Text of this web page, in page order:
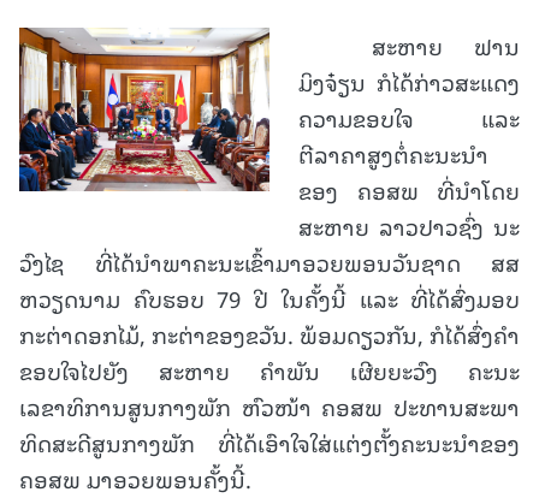
ສະຫາຍ ຟານ
ມິງຈ໋ຽນ ກໍໄດ້ກ່າວສະແດງ
ຄວາມຂອບໃຈ ແລະ
ຕີລາຄາສູງຕໍ່ຄະນະນໍາ
ຂອງ ຄອສພ ທີ່ນໍາໂດຍ
ສະຫາຍ ລາວປາວຊົ່ງ ນະ
ວົງໄຊ ທີ່ໄດ້ນໍາພາຄະນະເຂົ້າມາອວຍພອນວັນຊາດ ສສ
ຫວຽດນາມ ຄົບຮອບ 79 ປີ ໃນຄັ້ງນີ້ ແລະ ທີ່ໄດ້ສົ່ງມອບ
ກະຕ່າດອກໄມ້, ກະຕ່າຂອງຂວັນ. ພ້ອມດຽວກັນ, ກໍໄດ້ສົ່ງຄໍາ
ຂອບໃຈໄປຍັງ ສະຫາຍ ຄໍາພັນ ເຜີຍຍະວົງ ຄະນະ
ເລຂາທິການສູນກາງພັກ ຫົວໜ້າ ຄອສພ ປະທານສະພາ
ທິດສະດີສູນກາງພັກ ທີ່ໄດ້ເອົາໃຈໃສ່ແຕ່ງຕັ້ງຄະນະນໍາຂອງ
ຄອສພ ມາອວຍພອນຄັ້ງນີ້.